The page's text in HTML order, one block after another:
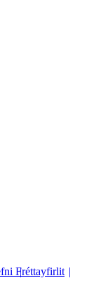
Fréttayfirlit